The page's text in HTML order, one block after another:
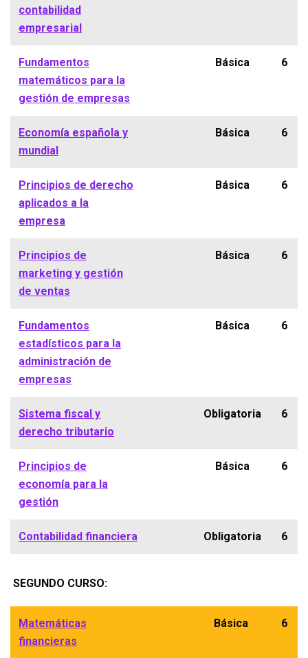
contabilidad
empresarial
Fundamentos
matemáticos para la
gestión de empresas
Básica 6
Economía española y
mundial
Básica 6
Principios de derecho
aplicados a la
empresa
Básica 6
Principios de
marketing y gestión
de ventas
Básica 6
Fundamentos
estadísticos para la
administración de
empresas
Básica 6
Sistema fiscal y
derecho tributario
Obligatoria 6
Principios de
economía para la
gestión
Básica 6
Contabilidad financiera Obligatoria 6
SEGUNDO CURSO:
Matemáticas
financieras
Básica 6